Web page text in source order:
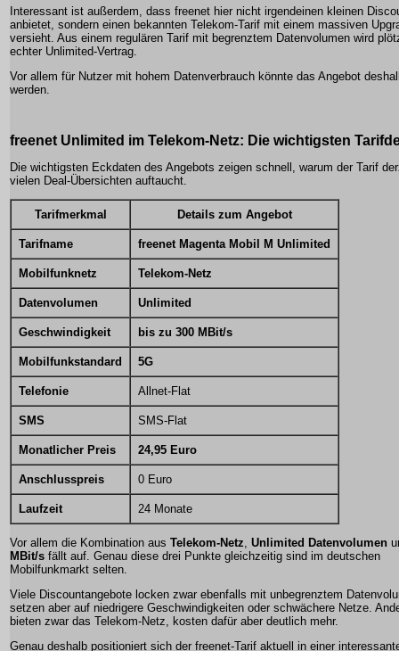
Interessant ist außerdem, dass freenet hier nicht irgendeinen kleinen
anbietet, sondern einen bekannten Telekom-Tarif mit einem massiven
versieht. Aus einem regulären Tarif mit begrenztem Datenvolumen wird
echter Unlimited-Vertrag.
Vor allem für Nutzer mit hohem Datenverbrauch könnte das Angebot
werden.
freenet Unlimited im Telekom-Netz: Die wichtigsten
Die wichtigsten Eckdaten des Angebots zeigen schnell, warum der Tarif
vielen Deal-Übersichten auftaucht.
Tarifmerkmal Details zum Angebot
Tarifname freenet Magenta Mobil M Unlimited
Mobilfunknetz Telekom-Netz
Datenvolumen Unlimited
Geschwindigkeit bis zu 300 MBit/s
Mobilfunkstandard 5G
Telefonie Allnet-Flat
SMS SMS-Flat
Monatlicher Preis 24,95 Euro
Anschlusspreis 0 Euro
Laufzeit 24 Monate
Vor allem die Kombination aus Telekom-Netz Unlimited Datenvolumen
MBit/s fällt auf. Genau diese drei Punkte gleichzeitig sind im deutschen
Mobilfunkmarkt selten.
Viele Discountangebote locken zwar ebenfalls mit unbegrenztem
setzen aber auf niedrigere Geschwindigkeiten oder schwächere Netze.
bieten zwar das Telekom-Netz, kosten dafür aber deutlich mehr.
Genau deshalb positioniert sich der freenet-Tarif aktuell in einer